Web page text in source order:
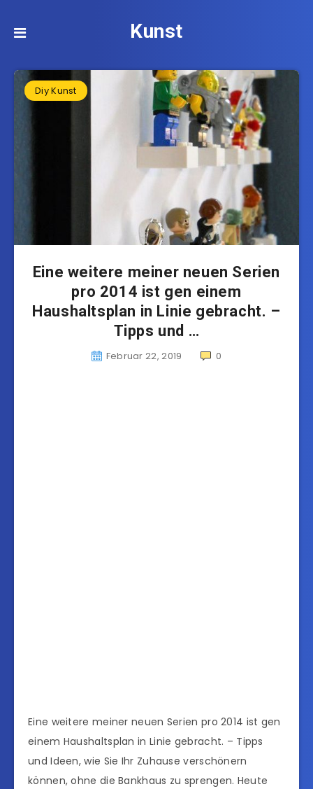
Kunst
Diy Kunst
Eine weitere meiner neuen Serien
pro 2014 ist gen einem
Haushaltsplan in Linie gebracht. –
Tipps und …
Februar 22, 2019 0
Eine weitere meiner neuen Serien pro 2014 ist gen
einem Haushaltsplan in Linie gebracht. – Tipps
und Ideen, wie Sie Ihr Zuhause verschönern
können, ohne die Bankhaus zu sprengen. Heute